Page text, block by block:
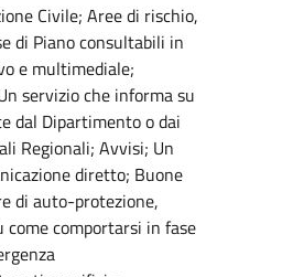
Civile; Aree di rischio,
di Piano consultabili in
e multimediale;
servizio che informa su
dal Dipartimento o dai
Regionali; Avvisi; Un
diretto; Buone
di auto-protezione,
come comportarsi in fase